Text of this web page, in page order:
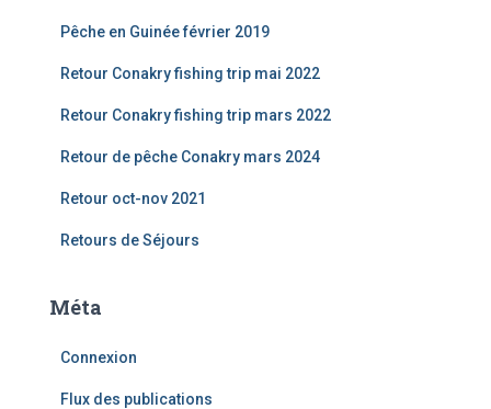
Pêche en Guinée février 2019
Retour Conakry fishing trip mai 2022
Retour Conakry fishing trip mars 2022
Retour de pêche Conakry mars 2024
Retour oct-nov 2021
Retours de Séjours
Méta
Connexion
Flux des publications